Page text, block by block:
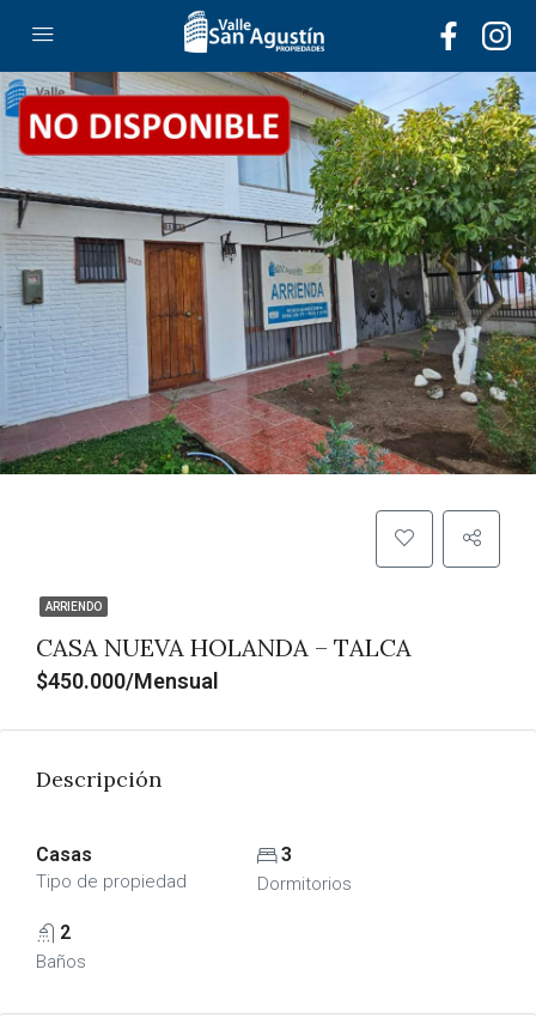
ARRIENDO
CASA NUEVA HOLANDA – TALCA
$450.000/Mensual
Descripción
Casas
Tipo de propiedad
3
Dormitorios
2
Baños